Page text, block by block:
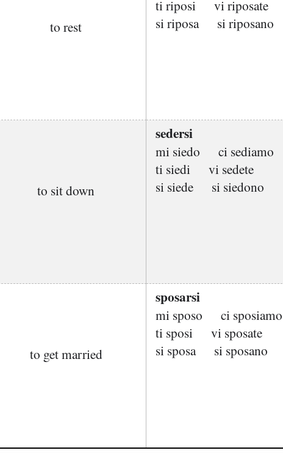
to rest
ti riposi
vi riposate
si riposa
si riposano
to sit down
sedersi
mi siedo
ci sediamo
ti siedi
vi sedete
si siede
si siedono
to get married
sposarsi
mi sposo
ci sposiamo
ti sposi
vi sposate
si sposa
si sposano